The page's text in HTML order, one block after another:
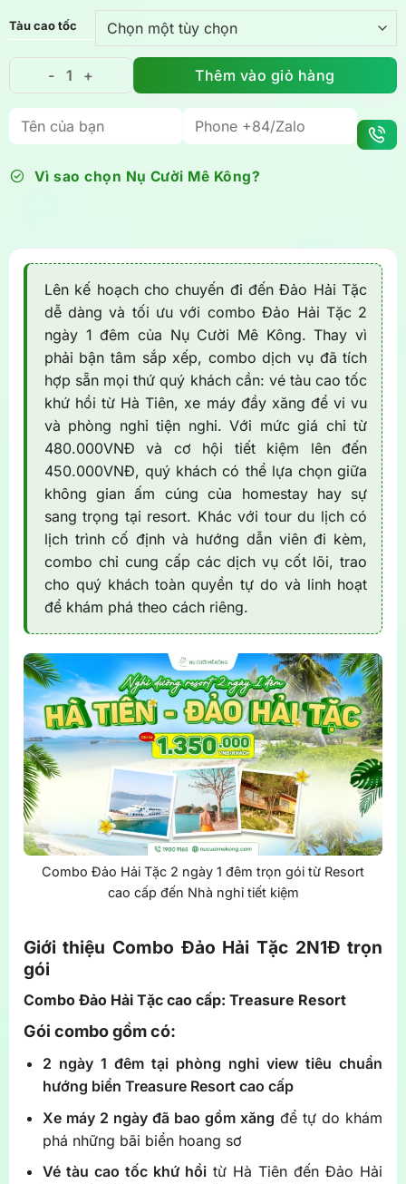
Tàu cao tốc
Combo Đảo Hải Tặc 2N1Đ trọn gói: tàu xe, Resort
Thêm vào giỏ hàng
Vì sao chọn Nụ Cười Mê Kông?
Lên kế hoạch cho chuyến đi đến Đảo Hải Tặc
dễ dàng và tối ưu với combo Đảo Hải Tặc 2
ngày 1 đêm của Nụ Cười Mê Kông. Thay vì
phải bận tâm sắp xếp, combo dịch vụ đã tích
hợp sẵn mọi thứ quý khách cần: vé tàu cao tốc
khứ hồi từ Hà Tiên, xe máy đầy xăng để vi vu
và phòng nghỉ tiện nghi. Với mức giá chỉ từ
480.000VNĐ và cơ hội tiết kiệm lên đến
450.000VNĐ, quý khách có thể lựa chọn giữa
không gian ấm cúng của homestay hay sự
sang trọng tại resort. Khác với tour du lịch có
lịch trình cố định và hướng dẫn viên đi kèm,
combo chỉ cung cấp các dịch vụ cốt lõi, trao
cho quý khách toàn quyền tự do và linh hoạt
để khám phá theo cách riêng.
Combo Đảo Hải Tặc 2 ngày 1 đêm trọn gói từ Resort
cao cấp đến Nhà nghỉ tiết kiệm
Giới thiệu Combo Đảo Hải Tặc 2N1Đ trọn
gói
Combo Đảo Hải Tặc cao cấp: Treasure Resort
Gói combo gồm có:
2 ngày 1 đêm tại phòng nghỉ view tiêu chuẩn
hướng biển Treasure Resort cao cấp
Xe máy 2 ngày đã bao gồm xăng để tự do khám
phá những bãi biển hoang sơ
Vé tàu cao tốc khứ hồitừ Hà Tiên đến Đảo Hải